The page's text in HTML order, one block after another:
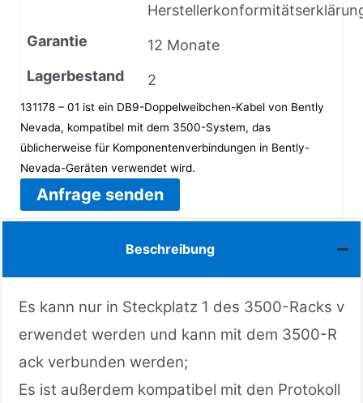
Garantie
12 Monate
Lagerbestand
2
131178 – 01 ist ein DB9-Doppelweibchen-Kabel von Bently
Nevada, kompatibel mit dem 3500-System, das
üblicherweise für Komponentenverbindungen in Bently-
Nevada-Geräten verwendet wird.
Anfrage senden
Beschreibung
Es kann nur in Steckplatz 1 des 3500-Racks v
erwendet werden und kann mit dem 3500-R
ack verbunden werden;
Es ist außerdem kompatibel mit den Protokoll